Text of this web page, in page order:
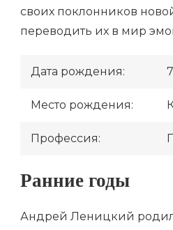
своих поклонников
переводить их в мир
Дата рождения:
Место рождения:
Профессия:
Ранние годы
Андрей Леницкий